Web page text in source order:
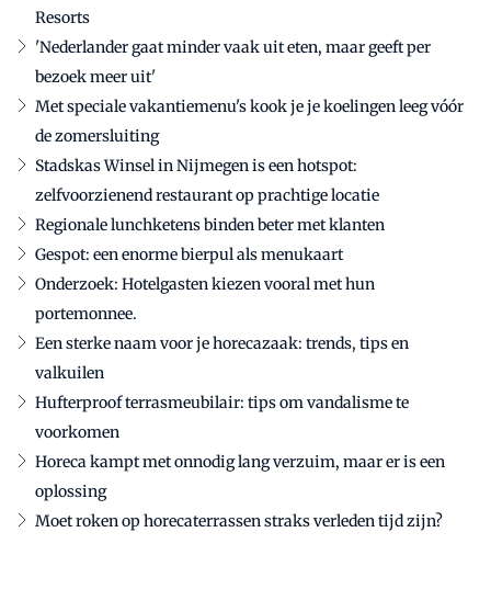
Resorts
'Nederlander gaat minder vaak uit eten, maar geeft per
bezoek meer uit'
Met speciale vakantiemenu's kook je je koelingen leeg vóór
de zomersluiting
Stadskas Winsel in Nijmegen is een hotspot:
zelfvoorzienend restaurant op prachtige locatie
Regionale lunchketens binden beter met klanten
Gespot: een enorme bierpul als menukaart
Onderzoek: Hotelgasten kiezen vooral met hun
portemonnee.
Een sterke naam voor je horecazaak: trends, tips en
valkuilen
Hufterproof terrasmeubilair: tips om vandalisme te
voorkomen
Horeca kampt met onnodig lang verzuim, maar er is een
oplossing
Moet roken op horecaterrassen straks verleden tijd zijn?